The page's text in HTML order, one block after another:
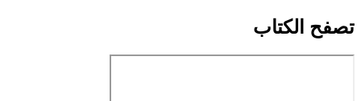
تصفح الكتاب